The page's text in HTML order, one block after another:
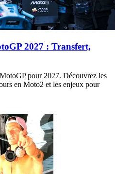
2027 : Transfert,
pour 2027. Découvrez les
en Moto2 et les enjeux pour